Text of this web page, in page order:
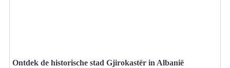
Ontdek de historische stad Gjirokastër in Albanië